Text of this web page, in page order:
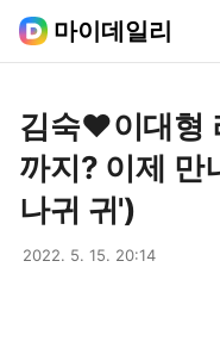
마이데일리
김숙♥이대형
까지? 이제 만
나귀 귀')
2022. 5. 15. 20:14